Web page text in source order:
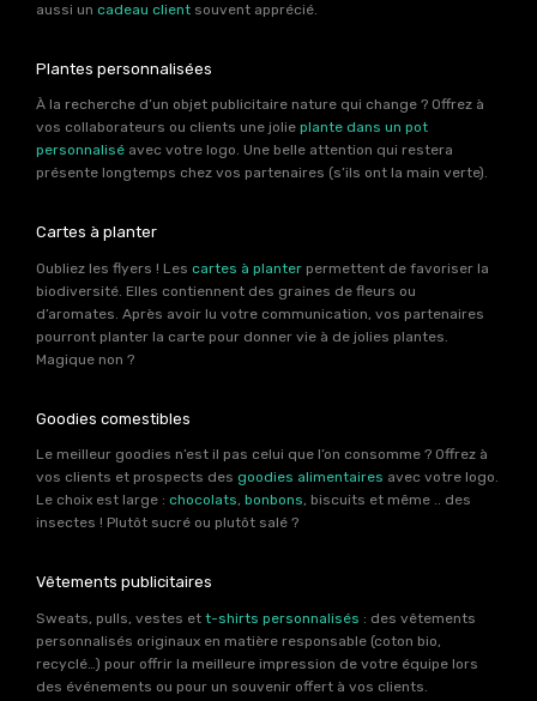
aussi un cadeau client souvent apprécié.
Plantes personnalisées
À la recherche d’un objet publicitaire nature qui change ? Offrez à
vos collaborateurs ou clients une jolie plante dans un pot
personnalisé avec votre logo. Une belle attention qui restera
présente longtemps chez vos partenaires (s’ils ont la main verte).
Cartes à planter
Oubliez les flyers ! Les cartes à planter permettent de favoriser la
biodiversité. Elles contiennent des graines de fleurs ou
d’aromates. Après avoir lu votre communication, vos partenaires
pourront planter la carte pour donner vie à de jolies plantes.
Magique non ?
Goodies comestibles
Le meilleur goodies n’est il pas celui que l’on consomme ? Offrez à
vos clients et prospects des goodies alimentaires avec votre logo.
Le choix est large : chocolats, bonbons, biscuits et même .. des
insectes ! Plutôt sucré ou plutôt salé ?
Vêtements publicitaires
Sweats, pulls, vestes et t-shirts personnalisés : des vêtements
personnalisés originaux en matière responsable (coton bio,
recyclé…) pour offrir la meilleure impression de votre équipe lors
des événements ou pour un souvenir offert à vos clients.